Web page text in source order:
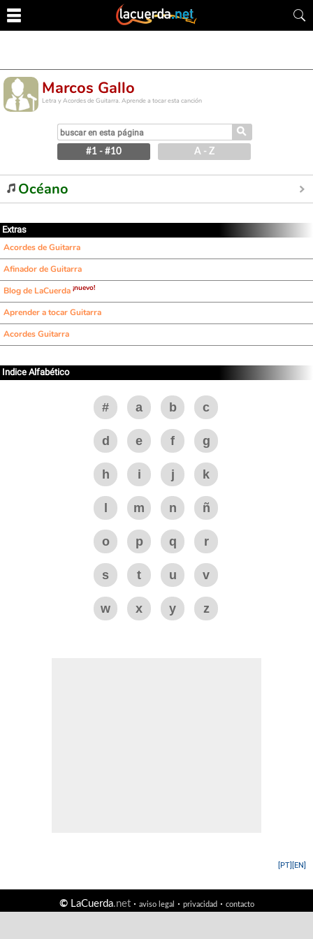
Marcos Gallo
Letra y Acordes de Guitarra. Aprende a tocar esta canción
⚲
#1 - #10 A - Z
Océano
Extras
Acordes de Guitarra
Afinador de Guitarra
Blog de LaCuerda ¡nuevo!
Aprender a tocar Guitarra
Acordes Guitarra
Indice Alfabético
# a b c
d e f g
h i j k
m n ñ
o p q r
s t u v
w x y z
[EN]
[PT]
©LaCuerda.net· aviso legal · privacidad· contacto